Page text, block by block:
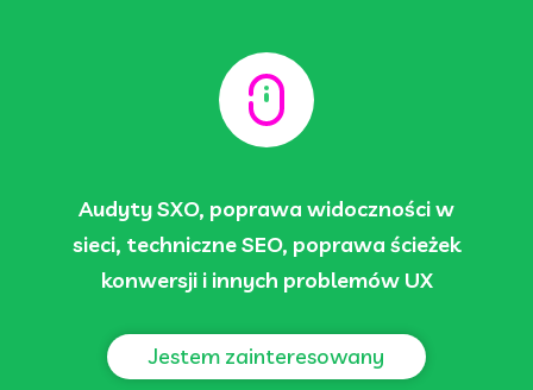
Audyty SXO, poprawa widoczności w
sieci, techniczne SEO, poprawa ścieżek
konwersji i innych problemów UX
Jestem zainteresowany